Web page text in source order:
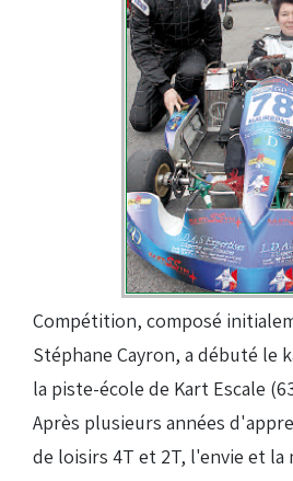
Compétition, composé
Stéphane Cayron, a débuté le
la piste-école de Kart Escale
Après plusieurs années
de loisirs 4T et 2T, l'envie et